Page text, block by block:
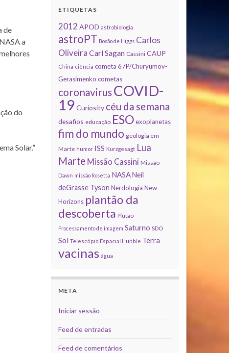
de
a
do
Solar.”
ETIQUETAS
2012 APOD astrobiologia
astroPT Bosão de Higgs Carlos
Oliveira Carl Sagan Cassini CAUP
China ciência cometa 67P/Churyumov-
Gerasimenko cometas
coronavirus COVID-
19 Curiosity céu da semana
desafios educação ESO exoplanetas
fim do mundo geologia em
Marte humor ISS Kurzgesagt Lua
Marte Missão Cassini Missão
Dawn missão Rosetta NASA Neil
deGrasse Tyson Nerdologia New
Horizons plantão da
descoberta Plutão
Processamento de imagem Saturno SDO
Sol Telescópio Espacial Hubble Terra
vacinas água
META
Iniciar sessão
Feed de entradas
Feed de comentários